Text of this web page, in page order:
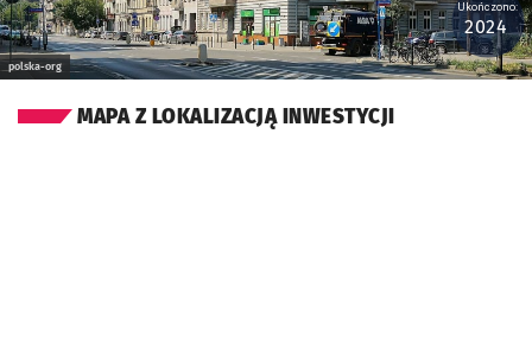
polska-org
Ukończono:
2024
MAPA Z LOKALIZACJĄ INWESTYCJI